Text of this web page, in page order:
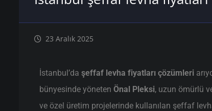
23 Aralık 2025
İstanbul’da şeffaf levha fiyatları çözümleri
bünyesinde yöneten Önal Pleksi, uzun ömürlü
ve özel üretim projelerinde kullanılan şeffaf